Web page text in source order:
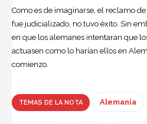
Como es de imaginarse, el reclamo
fue judicializado, no tuvo éxito. Sin
en que los alemanes intentaran que
actuasen como lo harían ellos en
comienzo.
TEMAS DE LA NOTA Alemania